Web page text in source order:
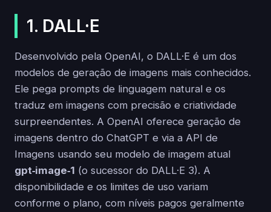
1. DALL·E
Desenvolvido pela OpenAI, o DALL·E é um dos
modelos de geração de imagens mais conhecidos.
Ele pega prompts de linguagem natural e os
traduz em imagens com precisão e criatividade
surpreendentes. A OpenAI oferece geração de
imagens dentro do ChatGPT e via a API de
Imagens usando seu modelo de imagem atual
gpt‑image‑1 (o sucessor do DALL·E 3). A
disponibilidade e os limites de uso variam
conforme o plano, com níveis pagos geralmente